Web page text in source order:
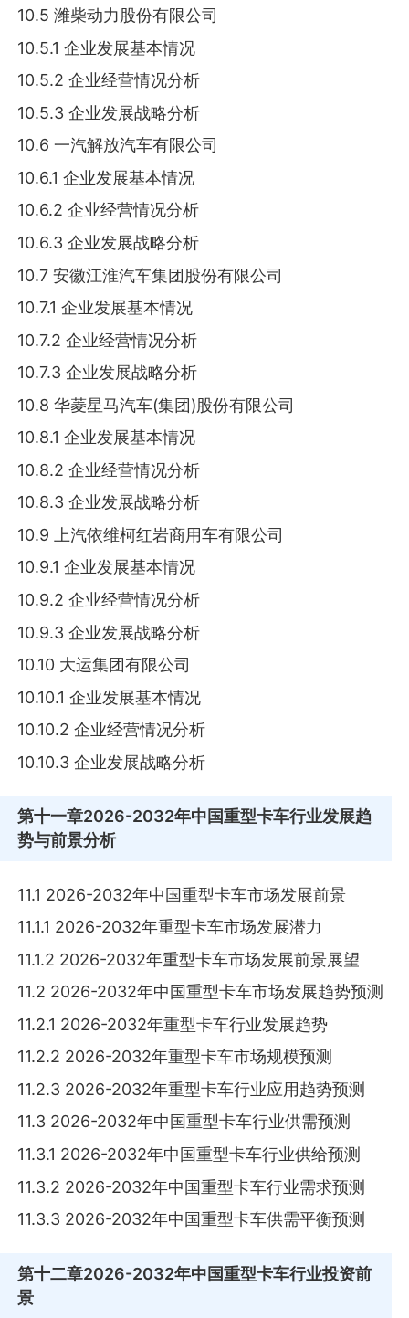
10.5 潍柴动力股份有限公司
10.5.1 企业发展基本情况
10.5.2 企业经营情况分析
10.5.3 企业发展战略分析
10.6 一汽解放汽车有限公司
10.6.1 企业发展基本情况
10.6.2 企业经营情况分析
10.6.3 企业发展战略分析
10.7 安徽江淮汽车集团股份有限公司
10.7.1 企业发展基本情况
10.7.2 企业经营情况分析
10.7.3 企业发展战略分析
10.8 华菱星马汽车(集团)股份有限公司
10.8.1 企业发展基本情况
10.8.2 企业经营情况分析
10.8.3 企业发展战略分析
10.9 上汽依维柯红岩商用车有限公司
10.9.1 企业发展基本情况
10.9.2 企业经营情况分析
10.9.3 企业发展战略分析
10.10 大运集团有限公司
10.10.1 企业发展基本情况
10.10.2 企业经营情况分析
10.10.3 企业发展战略分析
第十一章2026-2032年中国重型卡车行业发展趋
势与前景分析
11.1 2026-2032年中国重型卡车市场发展前景
11.1.1 2026-2032年重型卡车市场发展潜力
11.1.2 2026-2032年重型卡车市场发展前景展望
11.2 2026-2032年中国重型卡车市场发展趋势预测
11.2.1 2026-2032年重型卡车行业发展趋势
11.2.2 2026-2032年重型卡车市场规模预测
11.2.3 2026-2032年重型卡车行业应用趋势预测
11.3 2026-2032年中国重型卡车行业供需预测
11.3.1 2026-2032年中国重型卡车行业供给预测
11.3.2 2026-2032年中国重型卡车行业需求预测
11.3.3 2026-2032年中国重型卡车供需平衡预测
第十二章2026-2032年中国重型卡车行业投资前
景